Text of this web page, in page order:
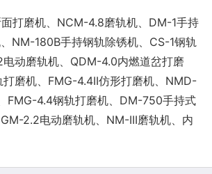
打磨机、NCM-4.8磨轨机、DM-1手持
NM-180B手持钢轨除锈机、CS-1钢轨
动磨轨机、QDM-4.0内燃道岔打磨
磨机、FMG-4.4II仿形打磨机、NMD-
FMG-4.4钢轨打磨机、DM-750手持式
2.2电动磨轨机、NM-III磨轨机、内